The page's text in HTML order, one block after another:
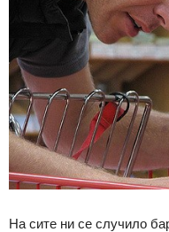
На сите ни се случило